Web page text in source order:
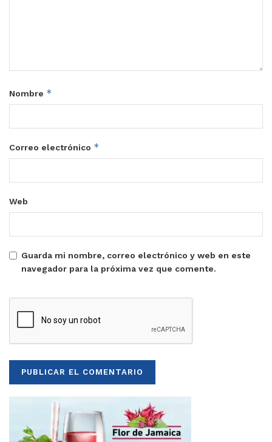
Nombre *
Correo electrónico *
Web
Guarda mi nombre, correo electrónico y web en este
navegador para la próxima vez que comente.